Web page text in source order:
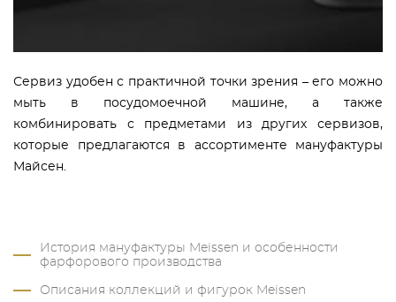
Сервиз удобен с практичной точки зрения – его можно
мыть в посудомоечной машине, а также
комбинировать с предметами из других сервизов,
которые предлагаются в ассортименте мануфактуры
Майсен.
История мануфактуры Meissen и особенности
фарфорового производства
Описания коллекций и фигурок Meissen